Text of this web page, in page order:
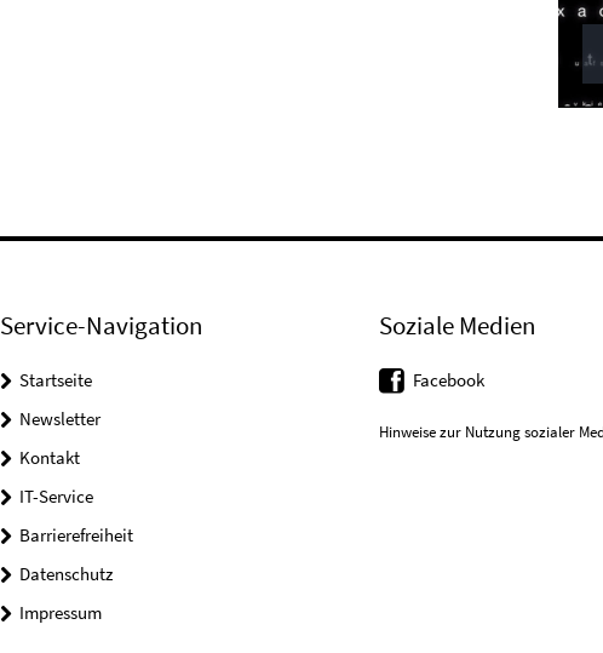
Service-Navigation
Startseite
Newsletter
Kontakt
IT-Service
Barrierefreiheit
Datenschutz
Impressum
Soziale Medien
Facebook
Hinweise zur Nutzung sozialer